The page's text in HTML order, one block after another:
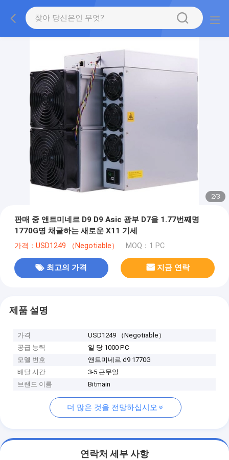
2/3
판매 중 앤트미네르 D9 D9 Asic 광부 D7을 1.77번째명
1770G명 채굴하는 새로운 X11 기세
가격：USD1249 （Negotiable） MOQ：1 PC
최고의 가격 지금 연락
제품 설명
가격
USD1249 （Negotiable）
공급 능력
일 당 1000 PC
모델 번호
앤트미네르 d9 1770G
배달 시간
3-5 근무일
브랜드 이름
Bitmain
더 많은 것을 전망하십시오
연락처 세부 사항